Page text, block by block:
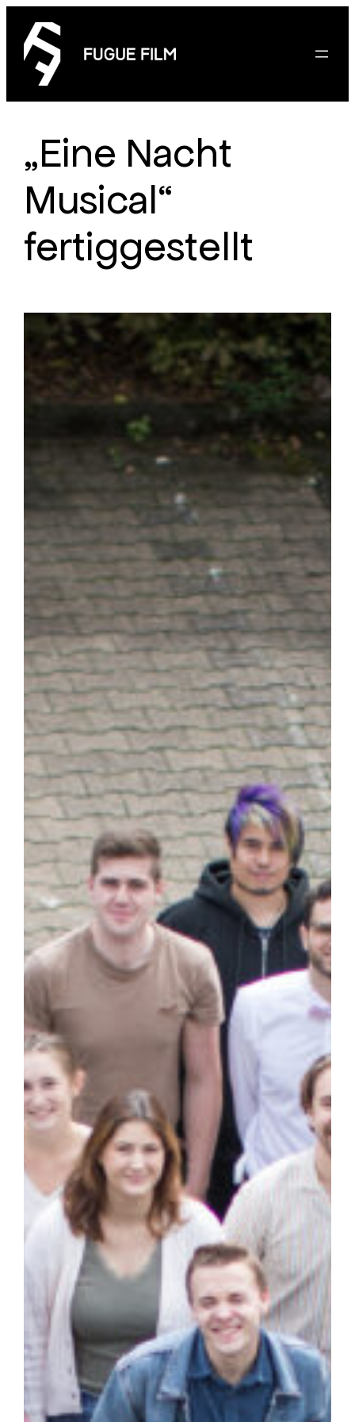
Inhalt
springen
„Eine Nacht
Musical“
fertiggestellt